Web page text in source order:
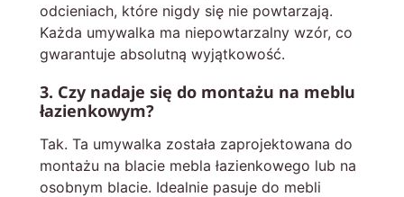
odcieniach, które nigdy się nie powtarzają.
Każda umywalka ma niepowtarzalny wzór, co
gwarantuje absolutną wyjątkowość.
3. Czy nadaje się do montażu na meblu
łazienkowym?
Tak. Ta umywalka została zaprojektowana do
montażu na blacie mebla łazienkowego lub na
osobnym blacie. Idealnie pasuje do mebli